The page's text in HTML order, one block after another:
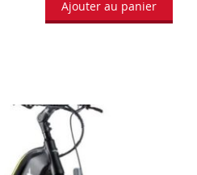
Ajouter au panier